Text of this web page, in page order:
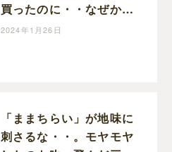
買ったのに・・なぜか喧
嘩になる不思議。｜めめ
2024年1月26日
「ままちらい」が地味に
刺さるな・・。モヤモヤ